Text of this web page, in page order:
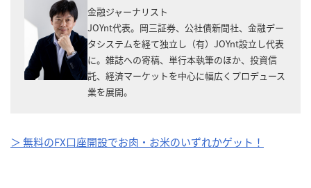
金融ジャーナリスト
JOYnt代表。岡三証券、公社債新聞社、金融デー
タシステムを経て独立し（有）JOYnt設立し代表
に。雑誌への寄稿、単行本執筆のほか、投資信
託、経済マーケットを中心に幅広くプロデュース
業を展開。
＞ 無料のFX口座開設でお肉・お米のいずれかゲット！